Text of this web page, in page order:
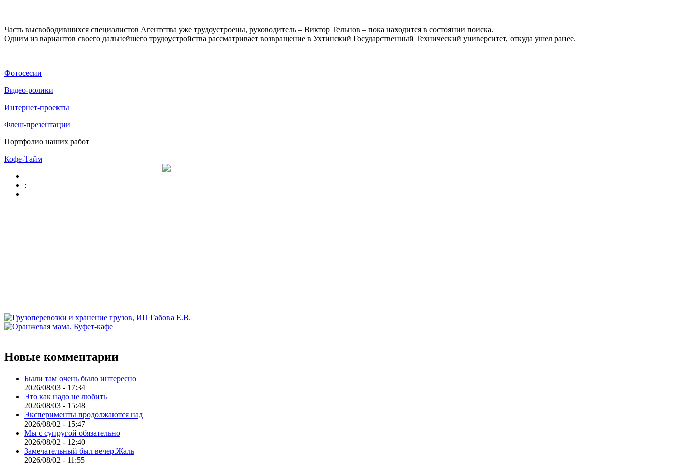
Часть высвободившихся специалистов Агентства уже трудоустроены, руководитель – Виктор Тельнов – пока находится в состоянии поиска.
Одним из вариантов своего дальнейшего трудоустройства рассматривает возвращение в Ухтинский Государственный Технический университет, откуда ушел ранее.
Фотосесии
Видео-ролики
Интернет-проекты
Флеш-презентации
Портфолио наших работ
Кофе-Тайм
:
Новые комментарии
Были там очень было интересно
2026/08/03 - 17:34
Это как надо не любить
2026/08/03 - 15:48
Эксперименты продолжаются над
2026/08/02 - 15:47
Мы с супругой обязательно
2026/08/02 - 12:40
Замечательный был вечер.Жаль
2026/08/02 - 11:55